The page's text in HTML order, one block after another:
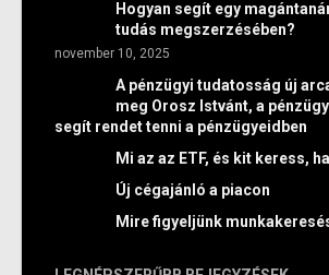
Hogyan segít egy
tudás megszerzésében?
november 10, 2025
A pénzügyi tudatosság új
meg Orosz Istvánt, a
segít rendet tenni a pénzügyeidben
Mi az az ETF, és kit keress,
Új cégajánló a piacon
Mire figyeljünk